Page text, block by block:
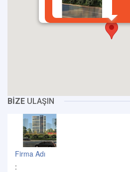
BİZE ULAŞIN
Firma Adı
: